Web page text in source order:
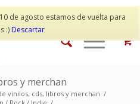
de agosto estamos de vuelta para
:)Descartar
Contacto
y merchan
vinilos, cds, libros y merchan /